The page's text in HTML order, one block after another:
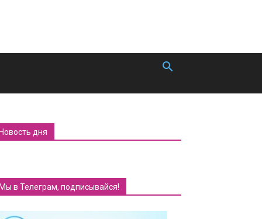
Новость дня
Мы в Телеграм, подписывайся!